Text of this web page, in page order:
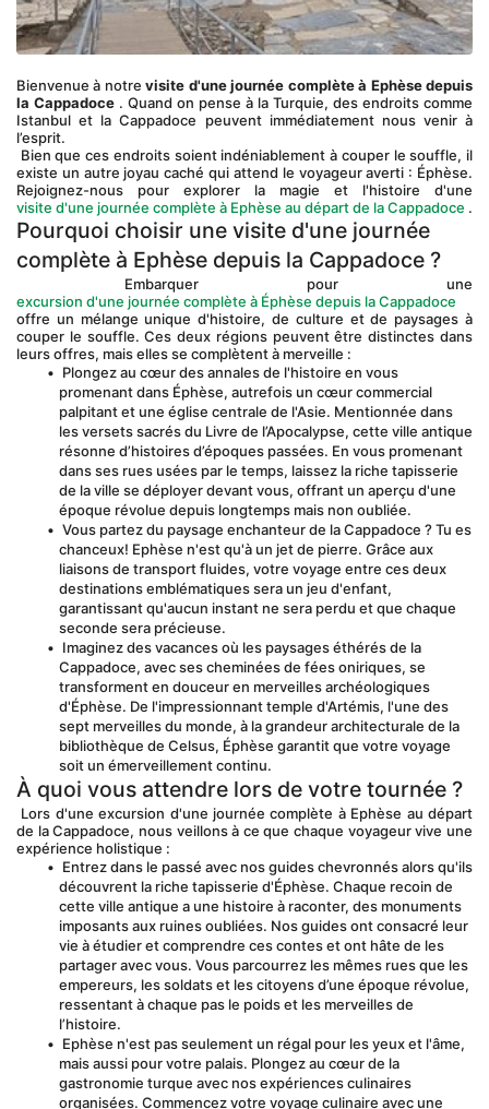
Bienvenue à notre visite d'une journée complète à Ephèse depuis
la Cappadoce . Quand on pense à la Turquie, des endroits comme
Istanbul et la Cappadoce peuvent immédiatement nous venir à
l’esprit.
existe un autre joyau caché qui attend le voyageur averti : Éphèse.
Rejoignez-nous pour explorer la magie et l'histoire d'une
visite d'une journée complète à Ephèse au départ de la Cappadoce .
Pourquoi choisir une visite d'une journée
complète à Ephèse depuis la Cappadoce ?
Embarquer pour une
excursion d'une journée complète à Éphèse depuis la Cappadoce
offre un mélange unique d'histoire, de culture et de paysages à
couper le souffle. Ces deux régions peuvent être distinctes dans
leurs offres, mais elles se complètent à merveille :
Plongez au cœur des annales de l'histoire en vous
promenant dans Éphèse, autrefois un cœur commercial
palpitant et une église centrale de l'Asie. Mentionnée dans
les versets sacrés du Livre de l’Apocalypse, cette ville antique
résonne d’histoires d’époques passées. En vous promenant
dans ses rues usées par le temps, laissez la riche tapisserie
de la ville se déployer devant vous, offrant un aperçu d'une
époque révolue depuis longtemps mais non oubliée.
Vous partez du paysage enchanteur de la Cappadoce ? Tu es
chanceux! Ephèse n'est qu'à un jet de pierre. Grâce aux
liaisons de transport fluides, votre voyage entre ces deux
destinations emblématiques sera un jeu d'enfant,
garantissant qu'aucun instant ne sera perdu et que chaque
seconde sera précieuse.
Imaginez des vacances où les paysages éthérés de la
Cappadoce, avec ses cheminées de fées oniriques, se
transforment en douceur en merveilles archéologiques
d'Éphèse. De l'impressionnant temple d'Artémis, l'une des
sept merveilles du monde, à la grandeur architecturale de la
bibliothèque de Celsus, Éphèse garantit que votre voyage
soit un émerveillement continu.
À quoi vous attendre lors de votre tournée ?
de la Cappadoce, nous veillons à ce que chaque voyageur vive une
expérience holistique :
Entrez dans le passé avec nos guides chevronnés alors qu'ils
découvrent la riche tapisserie d'Éphèse. Chaque recoin de
cette ville antique a une histoire à raconter, des monuments
imposants aux ruines oubliées. Nos guides ont consacré leur
vie à étudier et comprendre ces contes et ont hâte de les
partager avec vous. Vous parcourrez les mêmes rues que les
empereurs, les soldats et les citoyens d’une époque révolue,
ressentant à chaque pas le poids et les merveilles de
l’histoire.
Ephèse n'est pas seulement un régal pour les yeux et l'âme,
mais aussi pour votre palais. Plongez au cœur de la
gastronomie turque avec nos expériences culinaires
organisées. Commencez votre voyage culinaire avec une